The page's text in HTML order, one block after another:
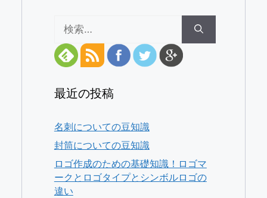
索:
最近の投稿
名刺についての豆知識
封筒についての豆知識
ロゴ作成のための基礎知識！ロゴマ
ークとロゴタイプとシンボルロゴの
違い